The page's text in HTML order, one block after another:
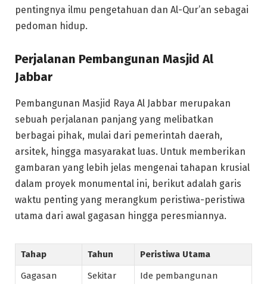
pentingnya ilmu pengetahuan dan Al-Qur’an sebagai
pedoman hidup.
Perjalanan Pembangunan Masjid Al
Jabbar
Pembangunan Masjid Raya Al Jabbar merupakan
sebuah perjalanan panjang yang melibatkan
berbagai pihak, mulai dari pemerintah daerah,
arsitek, hingga masyarakat luas. Untuk memberikan
gambaran yang lebih jelas mengenai tahapan krusial
dalam proyek monumental ini, berikut adalah garis
waktu penting yang merangkum peristiwa-peristiwa
utama dari awal gagasan hingga peresmiannya.
Tahap Tahun
Peristiwa Utama
Gagasan
Sekitar
Ide pembangunan